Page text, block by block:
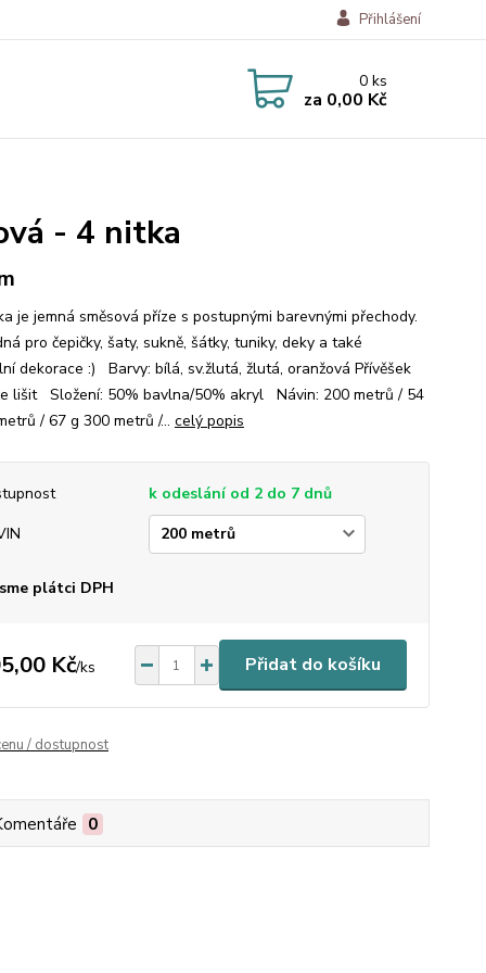
Přihlášení
0ks
za 0,00 Kč
- 4 nitka
je jemná směsová příze s postupnými barevnými přechody.
pro čepičky, šaty, sukně, šátky, tuniky, deky a také
dekorace :) Barvy: bílá, sv.žlutá, žlutá, oranžová Přívěšek
lišit Složení: 50% bavlna/50% akryl Návin: 200 metrů / 54
/ 67 g 300 metrů /... celý popis
k odeslání od 2 do 7 dnů
plátci DPH
Kč/ks Přidat do košíku
/ dostupnost
0